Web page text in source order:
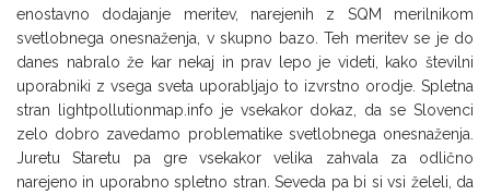
enostavno dodajanje meritev, narejenih z SQM merilnikom
svetlobnega onesnaženja, v skupno bazo. Teh meritev se je do
danes nabralo že kar nekaj in prav lepo je videti, kako številni
uporabniki z vsega sveta uporabljajo to izvrstno orodje. Spletna
stran lightpollutionmap.info je vsekakor dokaz, da se Slovenci
zelo dobro zavedamo problematike svetlobnega onesnaženja.
Juretu Staretu pa gre vsekakor velika zahvala za odlično
narejeno in uporabno spletno stran. Seveda pa bi si vsi želeli, da